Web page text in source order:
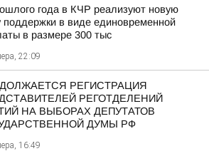
года в КЧР реализуют новую
поддержки в виде единовременной
в размере 300 тыс
22:09
РЕГИСТРАЦИЯ
РЕГОТДЕЛЕНИЙ
НА ВЫБОРАХ ДЕПУТАТОВ
ДУМЫ РФ
16:49